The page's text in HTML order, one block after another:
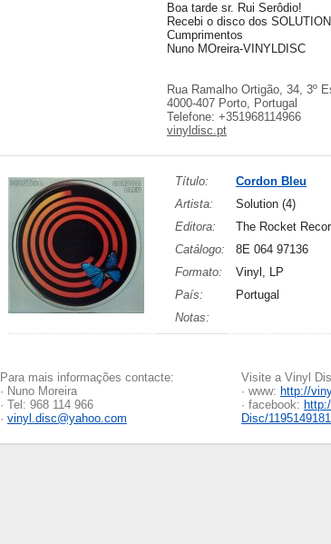
Boa tarde sr. Rui Serôdio!
Recebi o disco dos
Cumprimentos
Nuno MOreira-VINYLDISC
Rua Ramalho Ortigão, 34, 3º
4000-407 Porto, Portugal
Telefone: +351968114966
vinyldisc.pt
Título: Cordon Bleu
Artista:
Solution (4)
Editora:
The Rocket
Catálogo:
8E 064 97136
Formato:
Vinyl, LP
País:
Portugal
Notas:
Para mais informações contacte:
· Nuno Moreira
· Tel: 968 114 966
· vinyl.disc@yahoo.com
Visite a Vinyl
· www: http://
· facebook:
Disc/